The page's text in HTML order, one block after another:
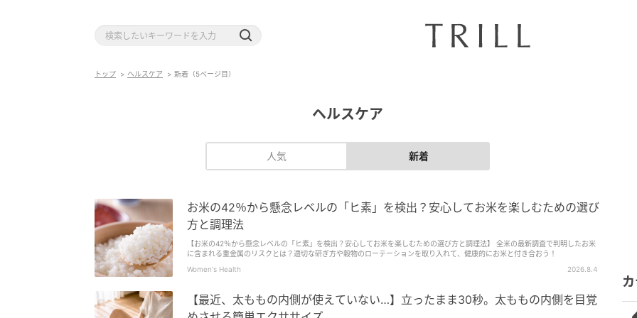
トップ ヘルスケア 新着（5ページ目）
ヘルスケア
人気 新着
お米の42％から懸念レベルの「ヒ素」を検出？安心してお米を楽しむための選び
方と調理法
【お米の42％から懸念レベルの「ヒ素」を検出？安心してお米を楽しむための選び方と調理法】 全米の最新調査で判明したお米
に含まれる重金属のリスクとは？適切な研ぎ方や穀物のローテーションを取り入れて、健康的にお米と付き合おう！
Women's Health
2026.8.4
【最近、太ももの内側が使えていない…】立ったまま30秒。太ももの内側を目覚